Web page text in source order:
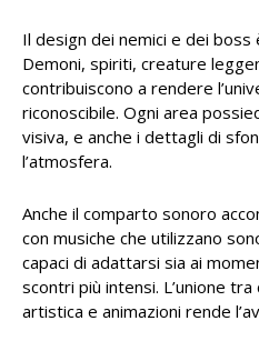
Il design dei nemici e dei
Demoni, spiriti, creature
contribuiscono a rendere
riconoscibile. Ogni area
visiva, e anche i dettagli di
l’atmosfera.
Anche il comparto sonoro
con musiche che utilizzano
capaci di adattarsi sia ai
scontri più intensi. L’unione
artistica e animazioni rende